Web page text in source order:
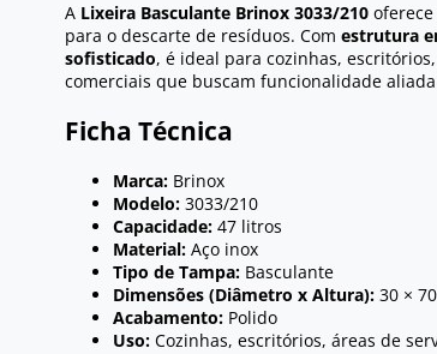
A Lixeira Basculante Brinox 3033/210
para o descarte de resíduos. Com estrutura
sofisticado, é ideal para cozinhas,
comerciais que buscam funcionalidade
Ficha Técnica
Marca: Brinox
Modelo: 3033/210
Capacidade: 47 litros
Material: Aço inox
Tipo de Tampa: Basculante
Dimensões (Diâmetro x Altura): 30 ×
Acabamento: Polido
Uso: Cozinhas, escritórios, áreas de